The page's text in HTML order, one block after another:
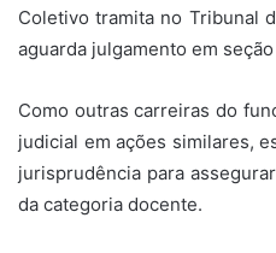
Coletivo tramita no Tribunal
aguarda julgamento em
Como outras carreiras do
judicial em ações similares,
jurisprudência para
da categoria docente.